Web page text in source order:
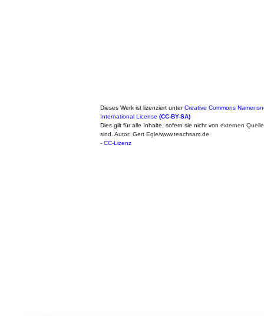
Dieses Werk ist lizenziert unterCreative Commons
International License (CC-BY-SA)
Dies gilt für alle Inhalte, sofern sie nicht von externen
sind. Autor: Gert Egle/www.teachsam.de
- CC-Lizenz